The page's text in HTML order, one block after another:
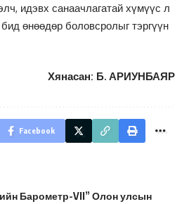
идэвх санаачлагатай хүмүүс л
өнөөдөр боловсролыг тэргүүн
Хянасан: Б. АРИУНБАЯР
Facebook
Барометр-VII” Олон улсын